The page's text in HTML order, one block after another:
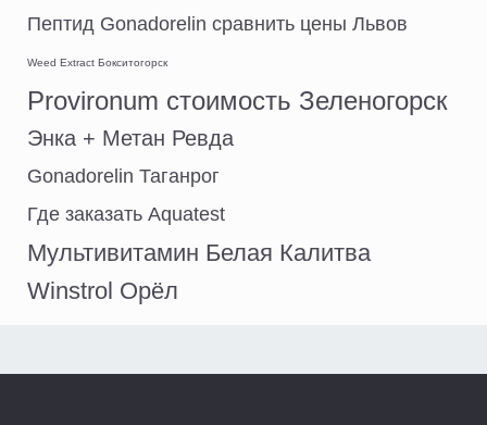
Пептид Gonadorelin сравнить цены Львов
Weed Extract Бокситогорск
Provironum стоимость Зеленогорск
Энка + Метан Ревда
Gonadorelin Таганрог
Где заказать Aquatest
Мультивитамин Белая Калитва
Winstrol Орёл